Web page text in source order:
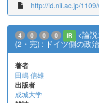
http://id.nii.ac.jp/
4 0 0 0 IR
<論
(2・完) : ドイツ側の政
著者
田嶋 信雄
出版者
成城大学